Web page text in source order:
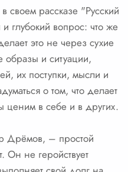
своем рассказе "Русский
глубокий вопрос: что же
это не через сухие
и ситуации,
их поступки, мысли и
о том, что делает
ценим в себе и в других.
Дрёмов, – простой
Он не геройствует